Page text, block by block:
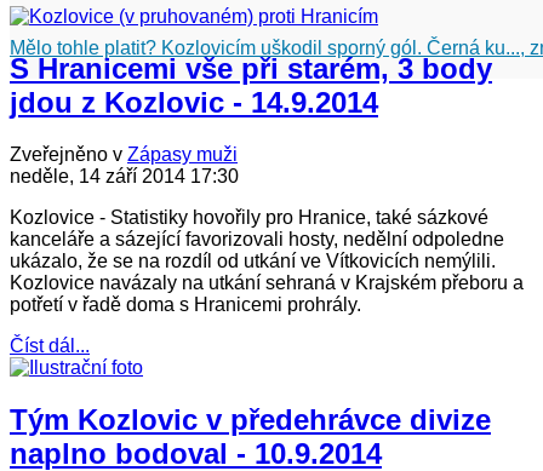
Mělo tohle platit? Kozlovicím uškodil sporný gól. Černá ku...,
S Hranicemi vše při starém, 3 body
jdou z Kozlovic - 14.9.2014
Zveřejněno v Zápasy muži
neděle, 14 září 2014 17:30
Kozlovice - Statistiky hovořily pro Hranice, také sázkové
kanceláře a sázející favorizovali hosty, nedělní odpoledne
ukázalo, že se na rozdíl od utkání ve Vítkovicích nemýlili.
Kozlovice navázaly na utkání sehraná v Krajském přeboru a
potřetí v řadě doma s Hranicemi prohrály.
Číst dál...
Tým Kozlovic v předehrávce divize
naplno bodoval - 10.9.2014